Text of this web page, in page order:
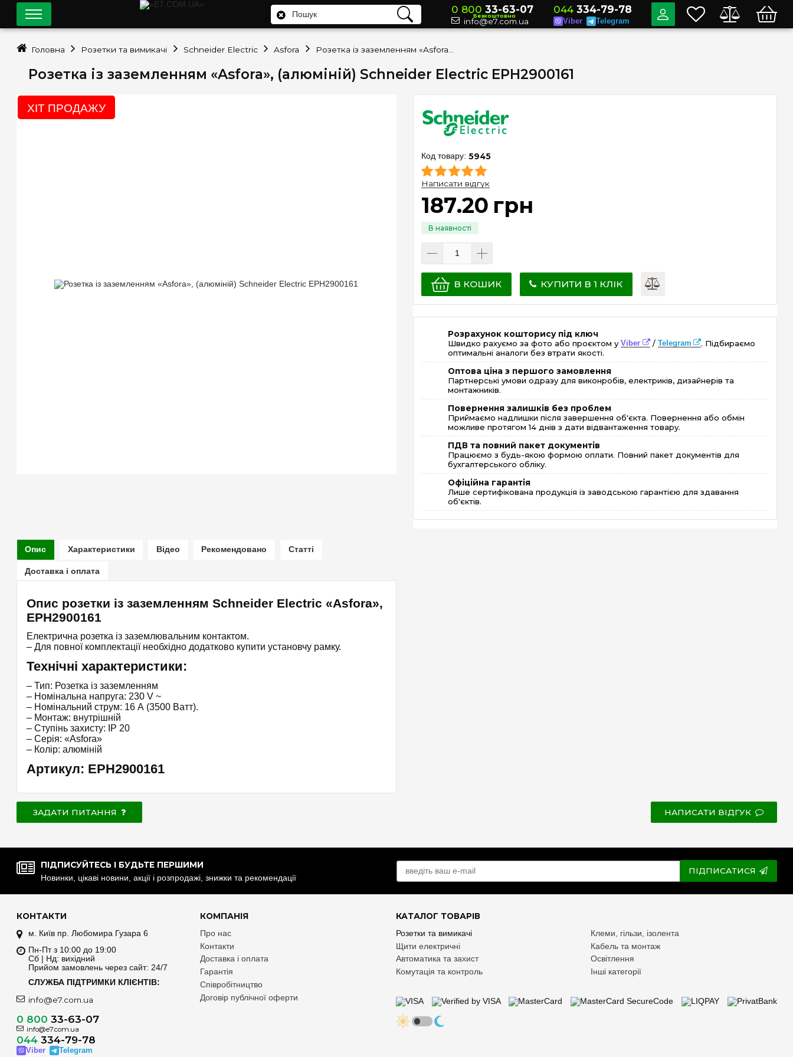
Розетка із заземленням «Asfora», (алюміній) Schneider Electric EPH2900161
ХІТ ПРОДАЖУ
5945
Написати відгук
187.20 грн
В КОШИК КУПИТИ В 1 КЛІК
Розрахунок кошторису під ключ
Швидко рахуємо за фото або проєктом уViber / Telegram
. Підбираємо
оптимальні аналоги без втрати якості.
Оптова ціна з першого замовлення
Партнерські умови одразу для виконробів, електриків, дизайнерів та
монтажників.
Повернення залишків без проблем
Приймаємо надлишки після завершення об'єкта. Повернення або обмін
можливе протягом 14 днів з дати відвантаження товару.
ПДВ та повний пакет документів
Працюємо з будь-якою формою оплати. Повний пакет документів для
бухгалтерського обліку.
Офіційна гарантія
Лише сертифікована продукція із заводською гарантією для здавання
об'єктів.
Опис Характеристики Відео Рекомендовано Статті
Доставка і оплата
Опис розетки із заземленням Schneider Electric «Asfora»,
EPH2900161
Електрична розетка із заземлювальним контактом.
– Для повної комплектації необхідно додатково купити установчу рамку.
Технічні характеристики:
– Тип: Розетка із заземленням
– Номінальна напруга: 230 V ~
– Номінальний струм: 16 А (3500 Ватт).
– Монтаж: внутрішній
– Ступінь захисту: IP 20
– Серія: «Asfora»
– Колір: алюміній
Артикул: EPH2900161
ЗАДАТИ ПИТАННЯ НАПИСАТИ ВІДГУК
0 800 33-63-07
Безкоштовно
info@e7.com.ua
044 334-79-78
Viber Telegram
Головна Розетки та вимикачі Schneider Electric Asfora
ПІДПИСУЙТЕСЬ І БУДЬТЕ ПЕРШИМИ
Новинки, цікаві новини, акції і розпродажі, знижки та рекомендації
ПІДПИСАТИСЯ
КОНТАКТИ
м. Київ пр. Любомира Гузара 6
Пн-Пт з 10:00 до 19:00
Сб | Нд: вихідний
Прийом замовлень через сайт: 24/7
СЛУЖБА ПІДТРИМКИ КЛІЄНТІВ:
info@e7.com.ua
0 800 33-63-07
info@e7.com.ua
044334-79-78
Viber Telegram
КОМПАНІЯ
Про нас
Контакти
Доставка і оплата
Гарантія
Співробітництво
Договір публічної оферти
КАТАЛОГ ТОВАРІВ
Розетки та вимикачі
Щити електричні
Автоматика та захист
Комутація та контроль
Клеми, гільзи, ізолента
Кабель та монтаж
Освітлення
Інші категорії